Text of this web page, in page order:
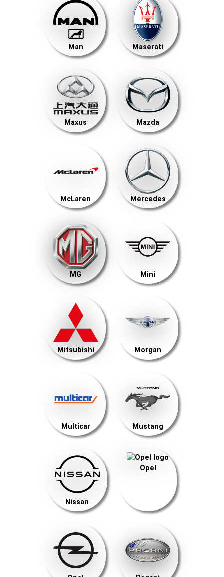
Man Maserati
Maxus Mazda
McLaren Mercedes
MG Mini
Mitsubishi Morgan
Multicar Mustang
Nissan
Opel